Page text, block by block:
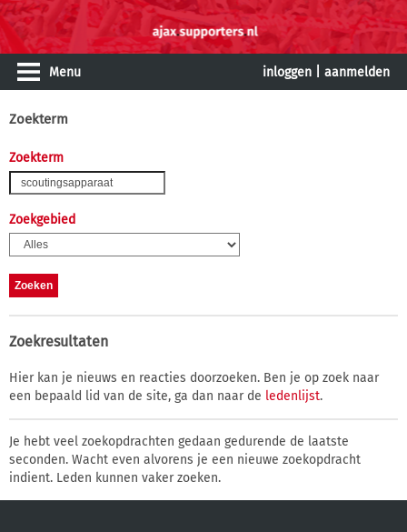
Menu inloggen aanmelden
Zoekterm
Zoekterm
Zoekgebied
Zoekresultaten
Hier kan je nieuws en reacties doorzoeken. Ben je op zoek naar
een bepaald lid van de site, ga dan naar de ledenlijst.
Je hebt veel zoekopdrachten gedaan gedurende de laatste
seconden. Wacht even alvorens je een nieuwe zoekopdracht
indient. Leden kunnen vaker zoeken.